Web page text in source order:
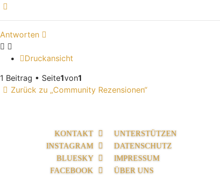
Antworten
Druckansicht
1 Beitrag • Seite1von1
Zurück zu „Community Rezensionen“
KONTAKT
INSTAGRAM
BLUESKY
FACEBOOK
UNTERSTÜTZEN
DATENSCHUTZ
IMPRESSUM
ÜBER UNS